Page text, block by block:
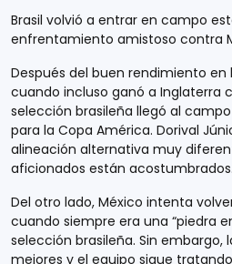
Brasil volvió a entrar en campo
enfrentamiento amistoso contra
Después del buen rendimiento en
cuando incluso ganó a Inglaterra
selección brasileña llegó al
para la Copa América. Dorival
alineación alternativa muy
aficionados están acostumbrados.
Del otro lado, México intenta
cuando siempre era una “piedra
selección brasileña. Sin embargo,
mejores y el equipo sigue